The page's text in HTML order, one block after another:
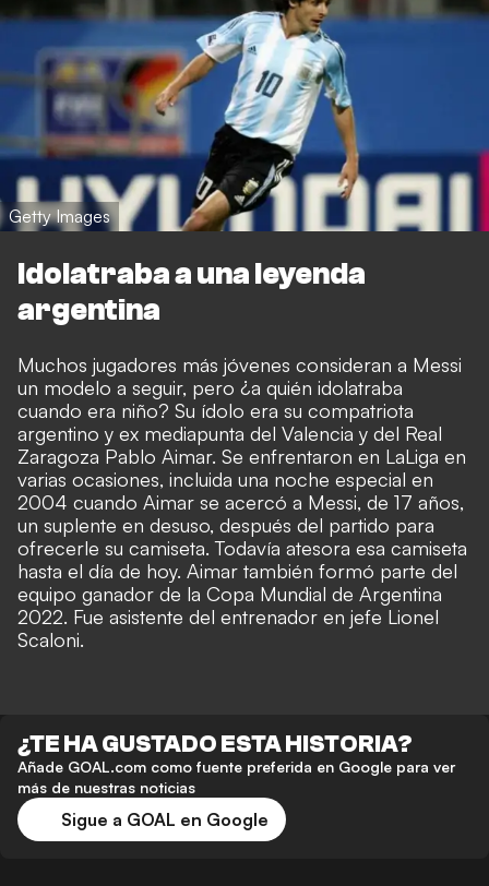
Getty Images
Idolatraba a una leyenda
argentina
Muchos jugadores más jóvenes consideran a Messi
un modelo a seguir, pero ¿a quién idolatraba
cuando era niño? Su ídolo era su compatriota
argentino y ex mediapunta del Valencia y del Real
Zaragoza Pablo Aimar. Se enfrentaron en LaLiga en
varias ocasiones, incluida una noche especial en
2004 cuando Aimar se acercó a Messi, de 17 años,
un suplente en desuso, después del partido para
ofrecerle su camiseta. Todavía atesora esa camiseta
hasta el día de hoy. Aimar también formó parte del
equipo ganador de la Copa Mundial de Argentina
2022. Fue asistente del entrenador en jefe Lionel
Scaloni.
¿TE HA GUSTADO ESTA HISTORIA?
Añade GOAL.com como fuente preferida en Google para ver
más de nuestras noticias
Sigue a GOAL en Google